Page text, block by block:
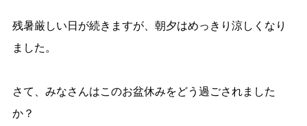
残暑厳しい日が続きますが、朝夕はめっきり涼しくなり
ました。
さて、みなさんはこのお盆休みをどう過ごされました
か？